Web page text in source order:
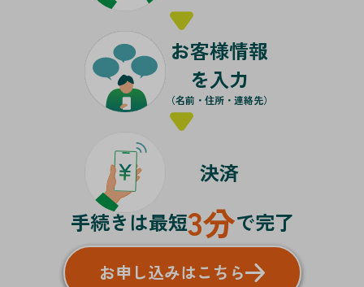
お客様情報
を入力
（名前・住所・連絡先）
決済
手続きは最短3分で完了
お申し込みはこちら